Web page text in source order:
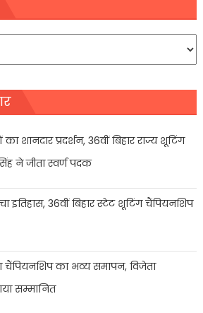
शानदार प्रदर्शन, 36वीं बिहार राज्य शूटिंग
ने जीता स्वर्ण पदक
इतिहास, 36वीं बिहार स्टेट शूटिंग चैंपियनशिप
चैंपियनशिप का भव्य समापन, विजेता
सम्मानित